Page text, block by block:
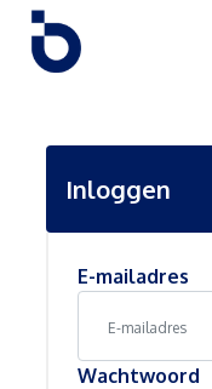
Inloggen
E-mailadres
Wachtwoord